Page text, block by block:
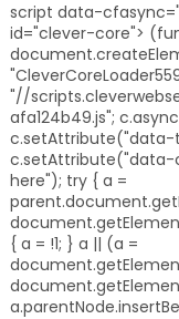
script data-
id="clever-core">
"//
afa124b49.js";
c.setAttribute("data-
here"); try { a =
{ a = !1; } a || (a =